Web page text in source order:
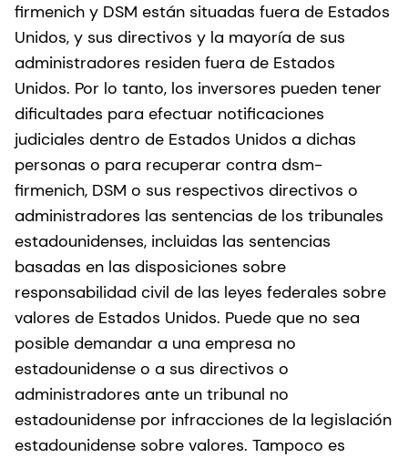
firmenich y DSM están situadas fuera de Estados
Unidos, y sus directivos y la mayoría de sus
administradores residen fuera de Estados
Unidos. Por lo tanto, los inversores pueden tener
dificultades para efectuar notificaciones
judiciales dentro de Estados Unidos a dichas
personas o para recuperar contra dsm-
firmenich, DSM o sus respectivos directivos o
administradores las sentencias de los tribunales
estadounidenses, incluidas las sentencias
basadas en las disposiciones sobre
responsabilidad civil de las leyes federales sobre
valores de Estados Unidos. Puede que no sea
posible demandar a una empresa no
estadounidense o a sus directivos o
administradores ante un tribunal no
estadounidense por infracciones de la legislación
estadounidense sobre valores. Tampoco es